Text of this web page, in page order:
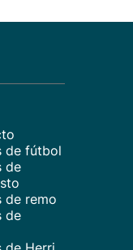
de fútbol
de
de remo
de